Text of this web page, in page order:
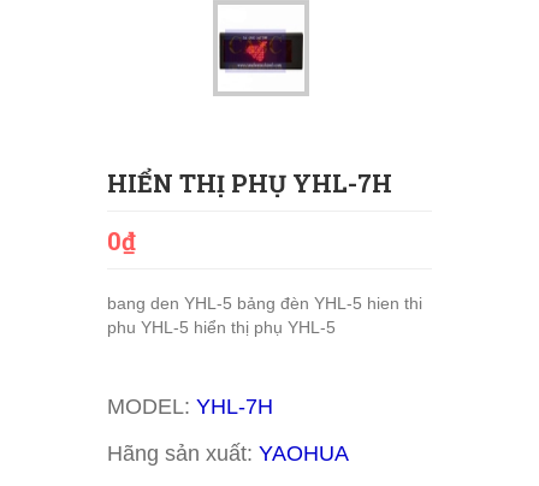
HIỂN THỊ PHỤ YHL-7H
0₫
bang den YHL-5 bảng đèn YHL-5 hien thi
phu YHL-5 hiển thị phụ YHL-5
MODEL: YHL-7H
Hãng sản xuất: YAOHUA